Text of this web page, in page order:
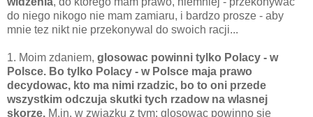
do niego nikogo nie mam zamiaru, i bardzo prosze - aby
mnie tez nikt nie przekonywal do swoich racji...
1. Moim zdaniem, glosowac powinni tylko Polacy - w
Polsce. Bo tylko Polacy - w Polsce maja prawo
decydowac, kto ma nimi rzadzic, bo to oni przede
wszystkim odczuja skutki tych rzadow na wlasnej
skorze. M.in. w zwiazku z tym: glosowac powinno sie